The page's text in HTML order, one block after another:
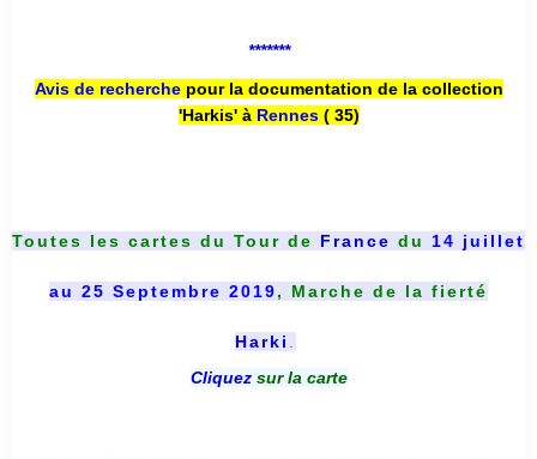
*******
Avis de recherche pour la documentation de la collection
'Harkis' à Rennes( 35)
Toutes les cartes du Tour de France du 14 juillet
au 25 Septembre 2019, Marche de la fierté
Harki
Cliquez sur la carte